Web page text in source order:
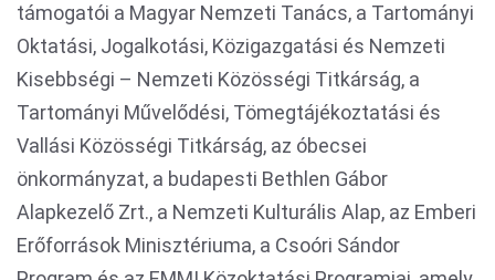
támogatói a Magyar Nemzeti Tanács, a Tartományi
Oktatási, Jogalkotási, Közigazgatási és Nemzeti
Kisebbségi – Nemzeti Közösségi Titkárság, a
Tartományi Művelődési, Tömegtájékoztatási és
Vallási Közösségi Titkárság, az óbecsei
önkormányzat, a budapesti Bethlen Gábor
Alapkezelő Zrt., a Nemzeti Kulturális Alap, az Emberi
Erőforrások Minisztériuma, a Csoóri Sándor